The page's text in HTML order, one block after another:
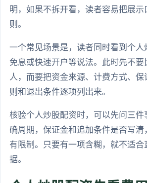
明，如果不拆开看，读者容易把展
则。
一个常见场景是，读者同时看到个人
免息或快速开户等说法。此时先不要
人，而要把资金来源、计费方式、
则和退出条件逐项列出来。
核验个人炒股配资时，可以先问三件
确周期，保证金和追加条件是否写
有限制。只要有一项含糊，就不适合
据。